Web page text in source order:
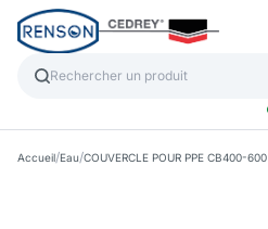
Accueil/Eau/COUVERCLE POUR PPE CB400-600